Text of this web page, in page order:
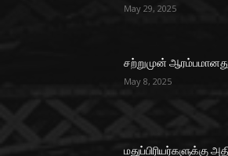
May 29, 2025
சற்றுமுன்
May 8, 2025
மதுப்பிரியர்களுக்கு